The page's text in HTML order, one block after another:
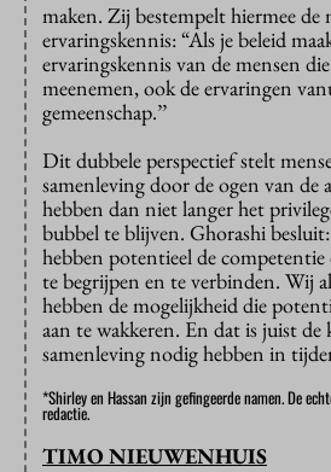
maken. Zij bestempelt hiermee de
ervaringskennis: “Als je beleid
ervaringskennis van de mensen
meenemen, ook de ervaringen
gemeenschap.’’
Dit dubbele perspectief stelt
samenleving door de ogen van de
hebben dan niet langer het
bubbel te blijven. Ghorashi
hebben potentieel de competentie
te begrijpen en te verbinden. Wij
hebben de mogelijkheid die
aan te wakkeren. En dat is juist
samenleving nodig hebben in
*Shirley en Hassan zijn gefingeerde namen. De
redactie.
TIMO NIEUWENHUIS